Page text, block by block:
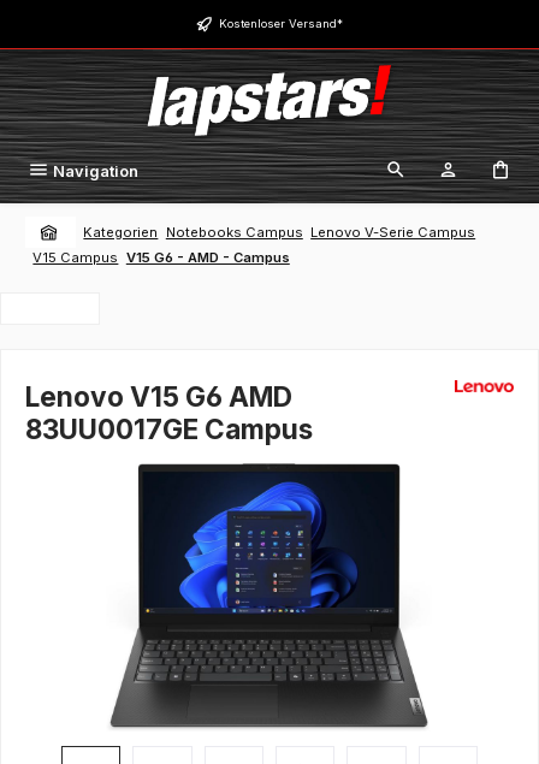
Zum Hauptinhalt springen Kostenloser Versand*
Navigation
Kategorien Notebooks Campus Lenovo V-Serie Campus
V15 Campus V15 G6 - AMD - Campus
Lenovo V15 G6 AMD
83UU0017GE Campus
Bildergalerie überspringen